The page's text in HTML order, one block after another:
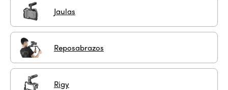
Jaulas
Reposabrazos
Rigy